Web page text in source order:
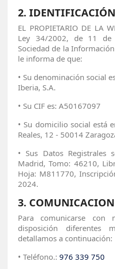
2. IDENTIFICACIÓN
EL PROPIETARIO DE LA
Ley 34/2002, de 11
Sociedad de la
le informa de que:
• Su denominación social
Iberia, S.A.
• Su CIF es: A50167097
• Su domicilio social está
Reales, 12 - 50014
• Sus Datos Registrales
Madrid, Tomo: 46210,
Hoja: M811770,
2024.
3.
Para comunicarse con
disposición diferentes
detallamos a continuación:
• Teléfono.: 976 339 750